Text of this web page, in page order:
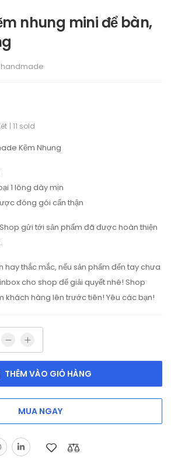
nhung mini để bàn,
handmade
11 sold
Kẽm Nhung
1 lông dày mịn
đóng gói cẩn thận
gửi tới sản phẩm đã được hoàn thiện
hay thắc mắc, nếu sản phẩm đến tay chưa
cho shop để giải quyết nhé! Shop
khách hàng lên trước tiên! Yêu các bạn!
THÊM VÀO GIỎ HÀNG
MUA NGAY